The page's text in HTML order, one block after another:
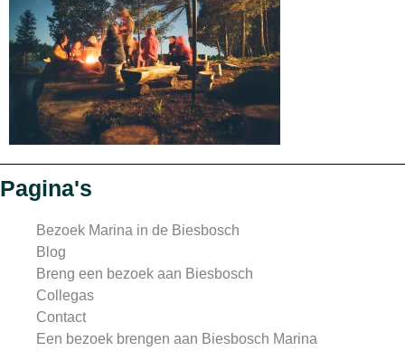
Pagina's
Bezoek Marina in de Biesbosch
Blog
Breng een bezoek aan Biesbosch
Collegas
Contact
Een bezoek brengen aan Biesbosch Marina